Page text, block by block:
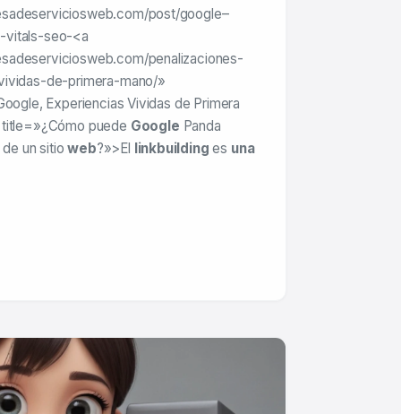
servicios/href/»>href=»https://www.empresadeservicios
post/google–
vitals-seo-<a
penalizaciones-
de-primera-mano/»
Experiencias Vividas de Primera
puede Google Panda
un sitioweb?»>El linkbuilding es una